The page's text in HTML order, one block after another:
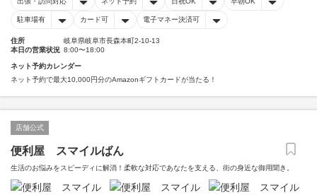
駐車場有 カード可 電子マネー決済可
住所
岐阜県岐阜市長森本町2-10-13
本日の営業状況 8:00〜18:00
ネット予約カレンダー
ネット予約で最大10,000円分のAmazonギフトカードが当たる！
店舗公式
便利屋 スマイルばん
生活のお悩みをスピーディに解消！柔軟な対応であなたを支える、街の身近な御用聞き。